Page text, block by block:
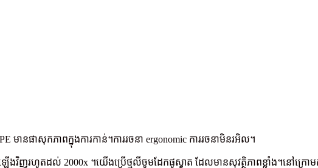
ានផាសុកភាពក្នុងការកាន់។ការរចនា ergonomic ការរចនាមិនរអិល។
វិញរហូតដល់ 2000x ។យើង​ប្រើ​ថ្ម​លីចូម​ដែក​ផូស្វាត ដែល​មាន​សុវត្ថិភាព​ខ្លាំង។នៅក្រោមកា